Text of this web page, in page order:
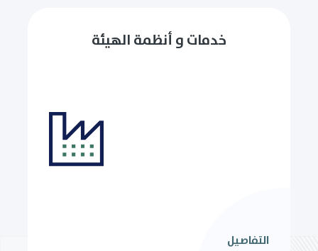
خدمات و أنظمة الهيئة
التفاصيل